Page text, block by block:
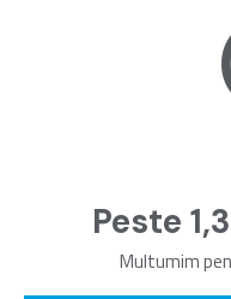
Peste
Multumim